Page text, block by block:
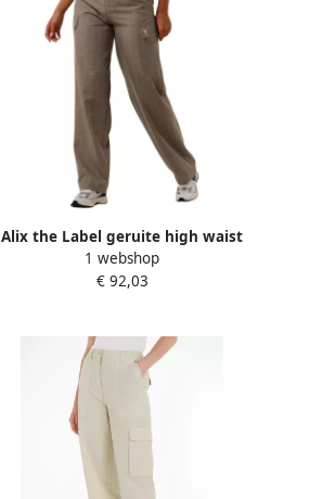
Alix the Label geruite high waist
wide leg cargobroek bruin
lichtbruin beige
1 webshop
€ 92,03